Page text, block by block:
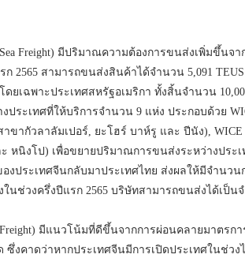
Freight) มีปริมาณความต้องการขนส่งเพิ่มขึ้นจ
2565 สามารถขนส่งสินค้าได้จำนวน 5,091
ยเฉพาะประเทศสหรัฐอเมริกา ทั้งสิ้นจำนวน
ะเทศที่ให้บริการจำนวน 9 แห่ง ประกอบด้วย
สาขากัวลาลัมเปอร์, ยะโฮร์ บาห์รู และ ปีนัง), WICE
ะ หนิงโป) เพื่อขยายปริมาณการขนส่งระหว่างปร
งประเทศจีนกลับมาประเทศไทย ส่งผลให้มีจำนว
ในช่วงครึ่งปีแรก 2565 บริษัทสามารถขนส่งได้เป็น
มีแนวโน้มที่ดีขึ้นจากการผ่อนคลายมาตรก
งคาดว่าหากประเทศจีนมีการเปิดประเทศในช่วง